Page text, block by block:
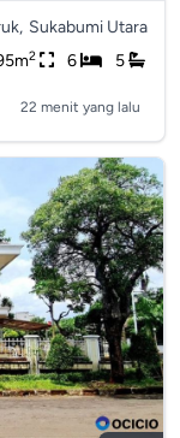
Sukabumi Utara
2 6 5
22 menit yang lalu